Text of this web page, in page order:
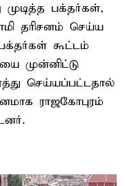
முடித்த பக்தர்கள்,
தரிசனம் செய்ய
கூட்டம்
முன்னிட்டு
செய்யப்பட்டதால்
ராஜகோபுரம்